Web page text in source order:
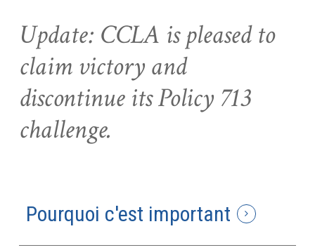
Update: CCLA is pleased to
claim victory and
discontinue its Policy 713
challenge.
Pourquoi c'est important